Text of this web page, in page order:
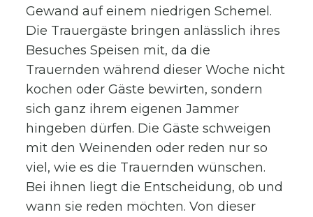
Gewand auf einem niedrigen Schemel.
Die Trauergäste bringen anlässlich ihres
Besuches Speisen mit, da die
Trauernden während dieser Woche nicht
kochen oder Gäste bewirten, sondern
sich ganz ihrem eigenen Jammer
hingeben dürfen. Die Gäste schweigen
mit den Weinenden oder reden nur so
viel, wie es die Trauernden wünschen.
Bei ihnen liegt die Entscheidung, ob und
wann sie reden möchten. Von dieser